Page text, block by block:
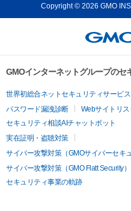
Copyright © 2026 GMO
GMOインターネットグループのセ
世界初総合ネットセキュリティサービス
パスワード漏洩診断
Webサイトリ
セキュリティ相談AIチャットボット
実在証明・盗聴対策
サイバー攻撃対策（GMOサイバーセキ
サイバー攻撃対策（GMO Flatt Security）
セキュリティ事業の軌跡